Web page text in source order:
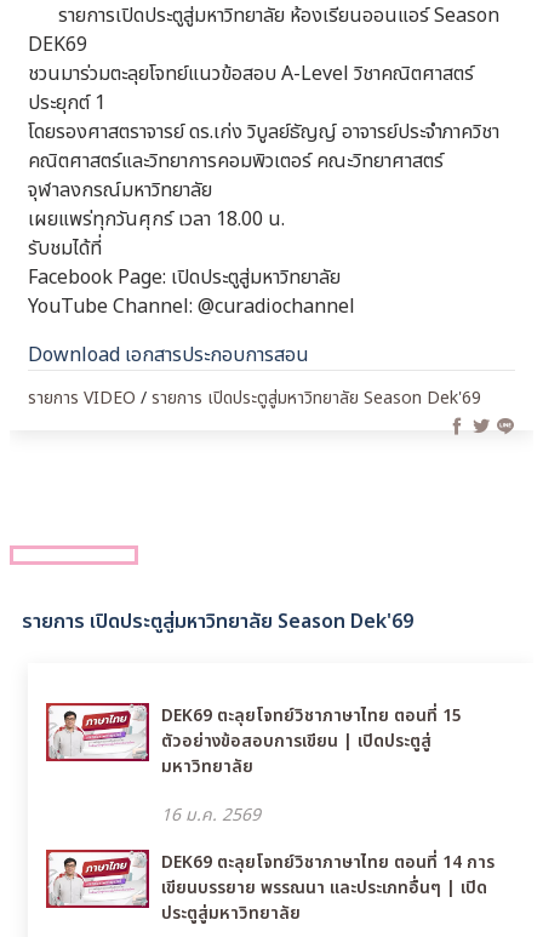
รายการเปิดประตูสู่มหาวิทยาลัย ห้องเรียนออนแอร์ Season
DEK69
ชวนมาร่วมตะลุยโจทย์แนวข้อสอบ A-Level วิชาคณิตศาสตร์
ประยุกต์ 1
โดยรองศาสตราจารย์ ดร.เก่ง วิบูลย์ธัญญ์ อาจารย์ประจำภาควิชา
คณิตศาสตร์และวิทยาการคอมพิวเตอร์ คณะวิทยาศาสตร์
จุฬาลงกรณ์มหาวิทยาลัย
เผยแพร่ทุกวันศุกร์ เวลา 18.00 น.
รับชมได้ที่
Facebook Page: เปิดประตูสู่มหาวิทยาลัย
YouTube Channel: @curadiochannel
Download เอกสารประกอบการสอน
รายการ VIDEO /รายการ เปิดประตูสู่มหาวิทยาลัย Season Dek'69
รายการ เปิดประตูสู่มหาวิทยาลัย Season Dek'69
DEK69 ตะลุยโจทย์วิชาภาษาไทย ตอนที่ 15
ตัวอย่างข้อสอบการเขียน | เปิดประตูสู่
มหาวิทยาลัย
16 ม.ค. 2569
DEK69 ตะลุยโจทย์วิชาภาษาไทย ตอนที่ 14 การ
เขียนบรรยาย พรรณนา และประเภทอื่นๆ | เปิด
ประตูสู่มหาวิทยาลัย